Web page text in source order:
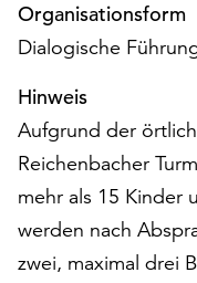
ausgeführt.
Möchten
Sie
die
verwendeten
Cookies
anpassen,
erreichen
Sie
die
Organisationsform
Dialogische
Hinweis
Aufgrund der
Reichenbacher
mehr als 15 Kinder
werden nach
zwei, maximal drei